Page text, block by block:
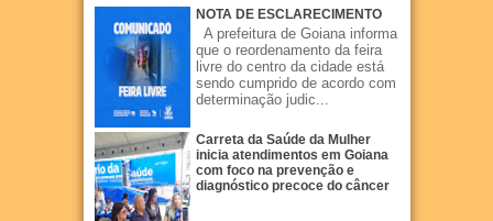
NOTA DE ESCLARECIMENTO
A prefeitura de Goiana informa
que o reordenamento da feira
livre do centro da cidade está
sendo cumprido de acordo com
determinação judic...
Carreta da Saúde da Mulher
inicia atendimentos em Goiana
com foco na prevenção e
diagnóstico precoce do câncer